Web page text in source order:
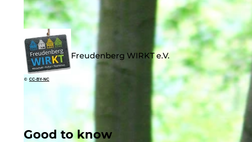
© CC-BY-NC
Freudenberg WIRKT e.V.
Good to know